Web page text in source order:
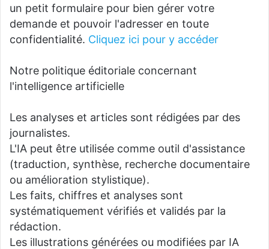
un petit formulaire pour bien gérer votre
demande et pouvoir l'adresser en toute
confidentialité. Cliquez ici pour y accéder
Notre politique éditoriale concernant
l'intelligence artificielle
Les analyses et articles sont rédigées par des
journalistes.
L'IA peut être utilisée comme outil d'assistance
(traduction, synthèse, recherche documentaire
ou amélioration stylistique).
Les faits, chiffres et analyses sont
systématiquement vérifiés et validés par la
rédaction.
Les illustrations générées ou modifiées par IA